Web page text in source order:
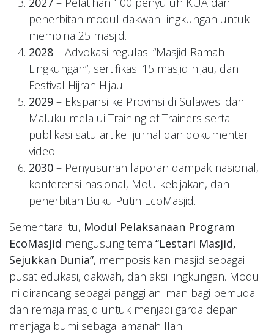
penerbitan modul dakwah lingkungan untuk
membina 25 masjid.
2028 – Advokasi regulasi “Masjid Ramah
Lingkungan”, sertifikasi 15 masjid hijau, dan
Festival Hijrah Hijau.
2029 – Ekspansi ke Provinsi di Sulawesi dan
Maluku melalui Training of Trainers serta
publikasi satu artikel jurnal dan dokumenter
video.
2030 – Penyusunan laporan dampak nasional,
konferensi nasional, MoU kebijakan, dan
penerbitan Buku Putih EcoMasjid.
Sementara itu, Modul Pelaksanaan Program
EcoMasjid mengusung tema “Lestari Masjid,
Sejukkan Dunia”, memposisikan masjid sebagai
pusat edukasi, dakwah, dan aksi lingkungan. Modul
ini dirancang sebagai panggilan iman bagi pemuda
dan remaja masjid untuk menjadi garda depan
menjaga bumi sebagai amanah Ilahi.